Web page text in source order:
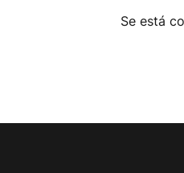
Se está